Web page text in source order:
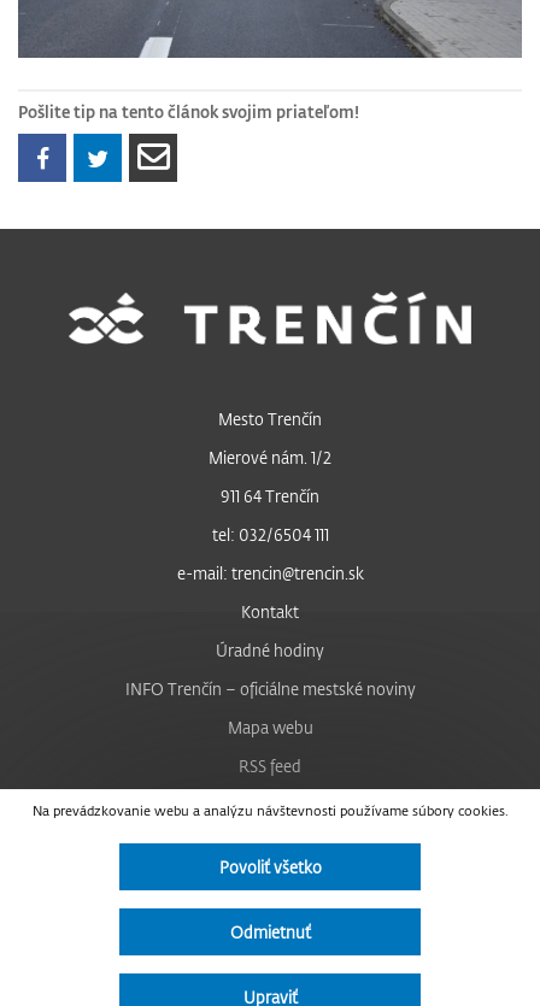
Pošlite tip na tento článok svojim priateľom!
Na prevádzkovanie webu a analýzu návštevnosti používame súbory cookies.
Povoliť všetko
Odmietnuť
Upraviť
Mesto Trenčín
Mierové nám. 1/2
911 64 Trenčín
tel: 032/6504 111
e-mail: trencin@trencin.sk
Kontakt
Úradné hodiny
INFO Trenčín – oficiálne mestské noviny
Mapa webu
RSS feed
Nastavenie cookies
Facebook
Instagram
Vyhlásenie o prístupnosti